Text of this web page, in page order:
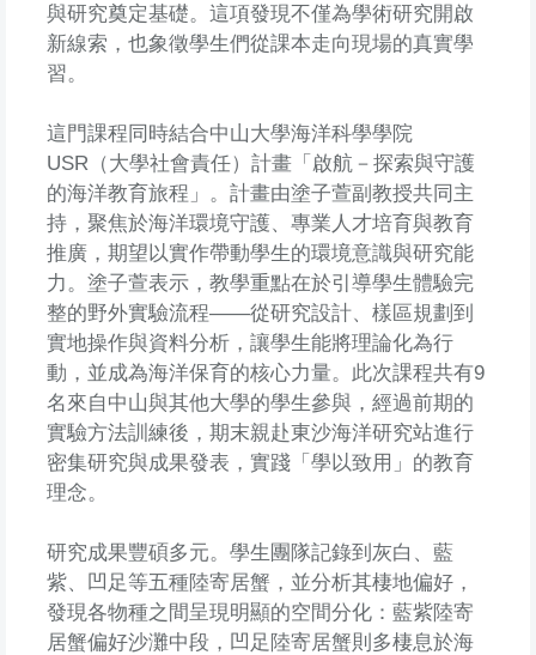
與研究奠定基礎。這項發現不僅為學術研究開啟
新線索，也象徵學生們從課本走向現場的真實學
習。
這門課程同時結合中山大學海洋科學學院
USR（大學社會責任）計畫「啟航－探索與守護
的海洋教育旅程」。計畫由塗子萱副教授共同主
持，聚焦於海洋環境守護、專業人才培育與教育
推廣，期望以實作帶動學生的環境意識與研究能
力。塗子萱表示，教學重點在於引導學生體驗完
整的野外實驗流程——從研究設計、樣區規劃到
實地操作與資料分析，讓學生能將理論化為行
動，並成為海洋保育的核心力量。此次課程共有9
名來自中山與其他大學的學生參與，經過前期的
實驗方法訓練後，期末親赴東沙海洋研究站進行
密集研究與成果發表，實踐「學以致用」的教育
理念。
研究成果豐碩多元。學生團隊記錄到灰白、藍
紫、凹足等五種陸寄居蟹，並分析其棲地偏好，
發現各物種之間呈現明顯的空間分化：藍紫陸寄
居蟹偏好沙灘中段，凹足陸寄居蟹則多棲息於海